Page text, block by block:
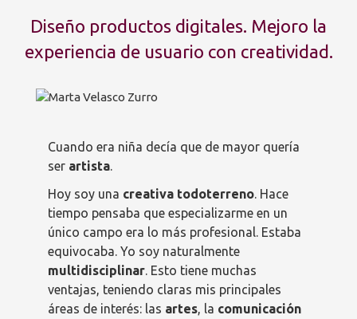
Diseño productos digitales. Mejoro la
experiencia de usuario con creatividad.
Cuando era niña decía que de mayor quería
ser artista.
Hoy soy una creativa todoterreno. Hace
tiempo pensaba que especializarme en un
único campo era lo más profesional. Estaba
equivocaba. Yo soy naturalmente
multidisciplinar. Esto tiene muchas
ventajas, teniendo claras mis principales
áreas de interés: las artes, la comunicación